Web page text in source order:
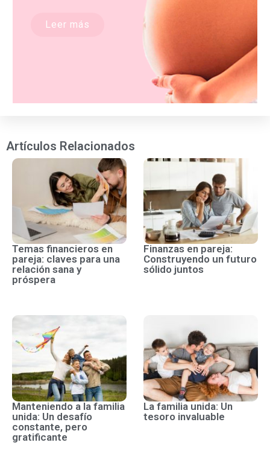
Leer más
Artículos Relacionados
Temas financieros en
pareja: claves para una
relación sana y
próspera
Finanzas en pareja:
Construyendo un futuro
sólido juntos
Manteniendo a la familia
unida: Un desafío
constante, pero
gratificante
La familia unida: Un
tesoro invaluable